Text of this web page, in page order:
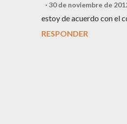
30 de noviembre de
estoy de acuerdo con el
RESPONDER